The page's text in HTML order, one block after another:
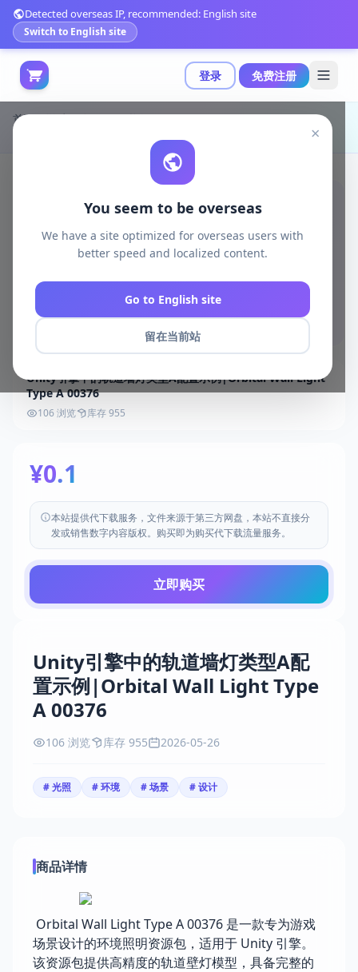
登录 免费注册
Detected overseas IP, recommended: English site
Switch to English site
×
You seem to be overseas
We have a site optimized for overseas users with
better speed and localized content.
Go to English site
留在当前站
首页 游戏开发 unity资源
Unity 3D-Models
Unity引擎中的轨道墙灯类型A配
置示例|Orbital Wall Light Type
A 00376
106 浏览 库存 955 2026-05-26
# 光照 # 环境 # 场景 # 设计
商品详情
Orbital Wall Light Type A 00376 是一款专为游戏
场景设计的环境照明资源包，适用于 Unity 引擎。
该资源包提供高精度的轨道壁灯模型，具备完整的
Unity引擎中的轨道墙灯类型A配置示例|Orbital Wall Light
Type A 00376
106 浏览 库存 955
¥0.1
本站提供代下载服务，文件来源于第三方网盘，本站不直接分
发或销售数字内容版权。购买即为购买代下载流量服务。
立即购买